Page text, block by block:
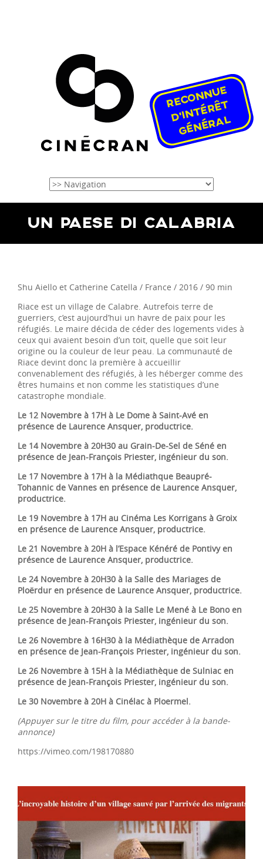
UN PAESE DI CALABRIA
Shu Aiello et Catherine Catella / France / 2016 / 90 min
Riace est un village de Calabre. Autrefois terre de
guerriers, c’est aujourd’hui un havre de paix pour les
réfugiés. Le maire décida de céder des logements vides à
ceux qui avaient besoin d’un toit, quelle que soit leur
origine ou la couleur de leur peau. La communauté de
Riace devint donc la première à accueillir
convenablement des réfugiés, à les héberger comme des
êtres humains et non comme les statistiques d’une
catastrophe mondiale.
Le 12 Novembre à 17H à Le Dome à Saint-Avé en
présence de Laurence Ansquer, productrice.
Le 14 Novembre à 20H30 au Grain-De-Sel de Séné en
présence de Jean-François Priester, ingénieur du son.
Le 17 Novembre à 17H à la Médiathque Beaupré-
Tohannic de Vannes en présence de Laurence Ansquer,
productrice.
Le 19 Novembre à 17H au Cinéma Les Korrigans à Groix
en présence de Laurence Ansquer, productrice.
Le 21 Novembre à 20H à l’Espace Kénéré de Pontivy en
présence de Laurence Ansquer, productrice.
Le 24 Novembre à 20H30 à la Salle des Mariages de
Ploërdur en présence de Laurence Ansquer, productrice.
Le 25 Novembre à 20H30 à la Salle Le Mené à Le Bono en
présence de Jean-François Priester, ingénieur du son.
Le 26 Novembre à 16H30 à la Médiathèque de Arradon
en présence de Jean-François Priester, ingénieur du son.
Le 26 Novembre à 15H à la Médiathèque de Sulniac en
présence de Jean-François Priester, ingénieur du son.
Le 30 Novembre à 20H à Cinélac à Ploermel.
(Appuyer sur le titre du film, pour accéder à la bande-
annonce)
https://vimeo.com/198170880